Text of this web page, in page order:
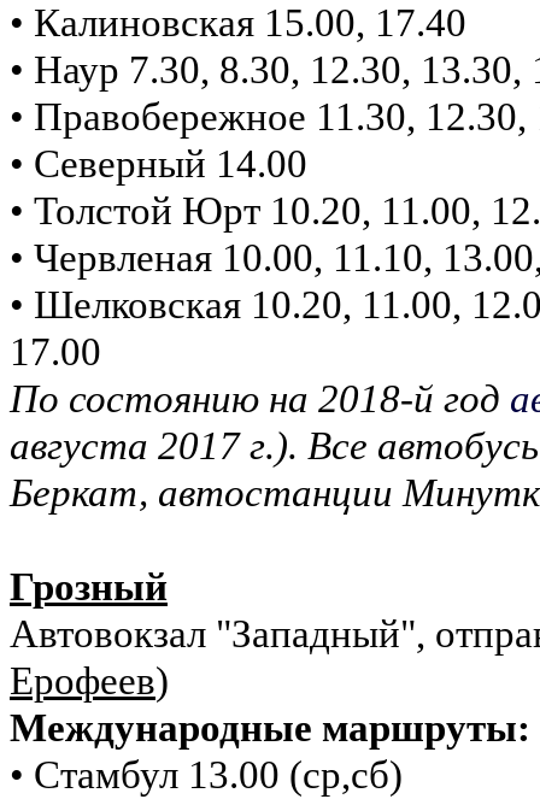
• Калиновская 15.00, 17.40
• Наур 7.30, 8.30, 12.30,
• Правобережное 11.30, 12.30,
• Северный 14.00
• Толстой Юрт 10.20, 11.00,
• Червленая 10.00, 11.10,
• Шелковская 10.20, 11.00,
17.00
По состоянию на 2018-й год
августа 2017 г.). Все
Беркат, автостанции
Грозный
Автовокзал "Западный",
Ерофеев)
Международные маршруты:
• Стамбул 13.00 (ср,сб)